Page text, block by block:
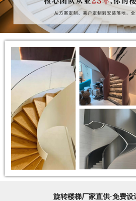
旋转楼梯厂家直供·免费设